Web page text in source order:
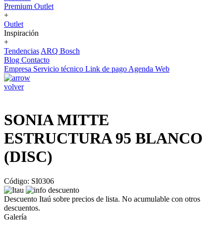
Premium Outlet
+
Outlet
Inspiración
+
Tendencias ARQ Bosch
Blog Contacto
Empresa Servicio técnico Link de pago Agenda Web
volver
SONIA MITTE
ESTRUCTURA 95 BLANCO
(DISC)
Código: SI0306
Descuento Itaú sobre precios de lista. No acumulable con otros
descuentos.
Galería